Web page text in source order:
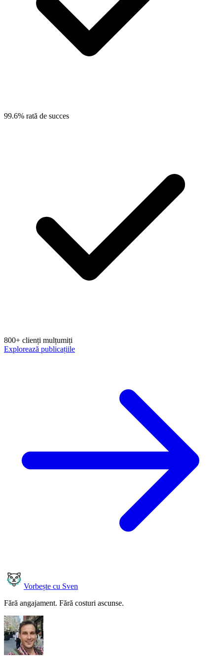
99.6% rată de succes
800+ clienți mulțumiți
Explorează publicațiile
Vorbește cu Sven
Fără angajament. Fără costuri ascunse.